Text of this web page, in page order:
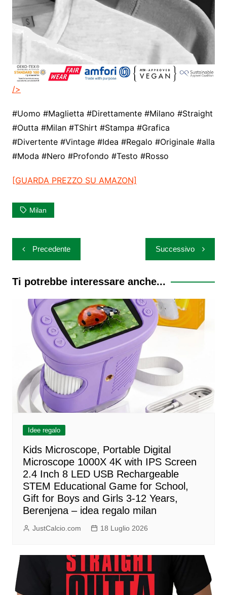
/>
#Uomo #Maglietta #Direttamente #Milano #Straight
#Outta #Milan #TShirt #Stampa #Grafica
#Divertente #Vintage #Idea #Regalo #Originale #alla
#Moda #Nero #Profondo #Testo #Rosso
[GUARDA PREZZO SU AMAZON]
Milan
Navigazione
articoli
Precedente Successivo
Ti potrebbe interessare anche...
Idee regalo
Kids Microscope, Portable Digital
Microscope 1000X 4K with IPS Screen
2.4 Inch 8 LED USB Rechargeable
STEM Educational Game for School,
Gift for Boys and Girls 3-12 Years,
Berenjena – idea regalo milan
JustCalcio.com 18 Luglio 2026